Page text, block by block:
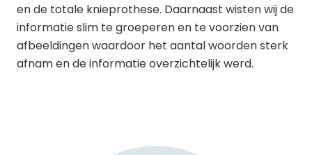
en de totale knieprothese. Daarnaast wisten wij de
informatie slim te groeperen en te voorzien van
afbeeldingen waardoor het aantal woorden sterk
afnam en de informatie overzichtelijk werd.